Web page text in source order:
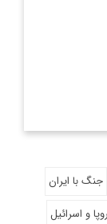
جنگ با ایران
و اسرائیل